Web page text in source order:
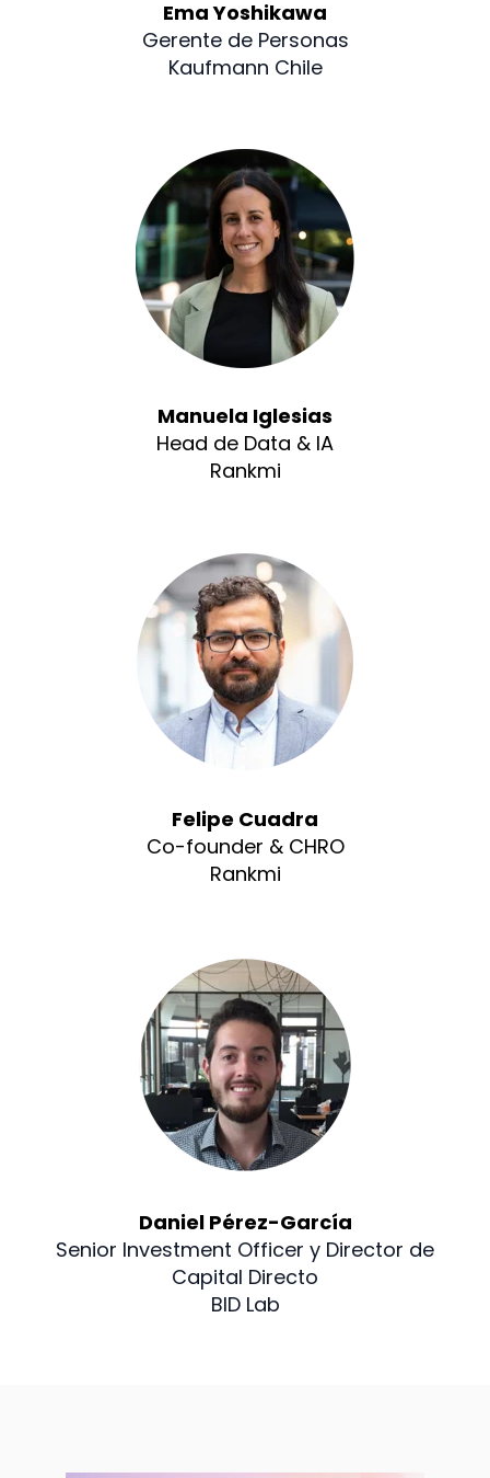
Ema Yoshikawa
Gerente de Personas
Kaufmann Chile
Manuela Iglesias
Head de Data & IA
Rankmi
Felipe Cuadra
Co-founder & CHRO
Rankmi
Daniel Pérez-García
Senior Investment Officer y Director de
Capital Directo
BID Lab